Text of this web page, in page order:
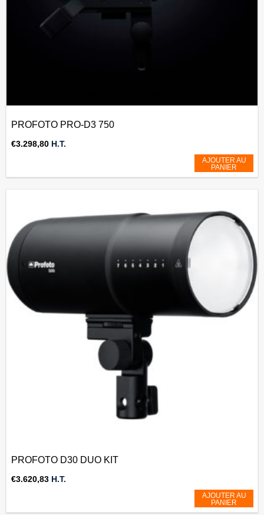
PROFOTO PRO-D3 750
€3.298,80 H.T.
AJOUTER AU
PANIER
PROFOTO D30 DUO KIT
€3.620,83 H.T.
AJOUTER AU
PANIER